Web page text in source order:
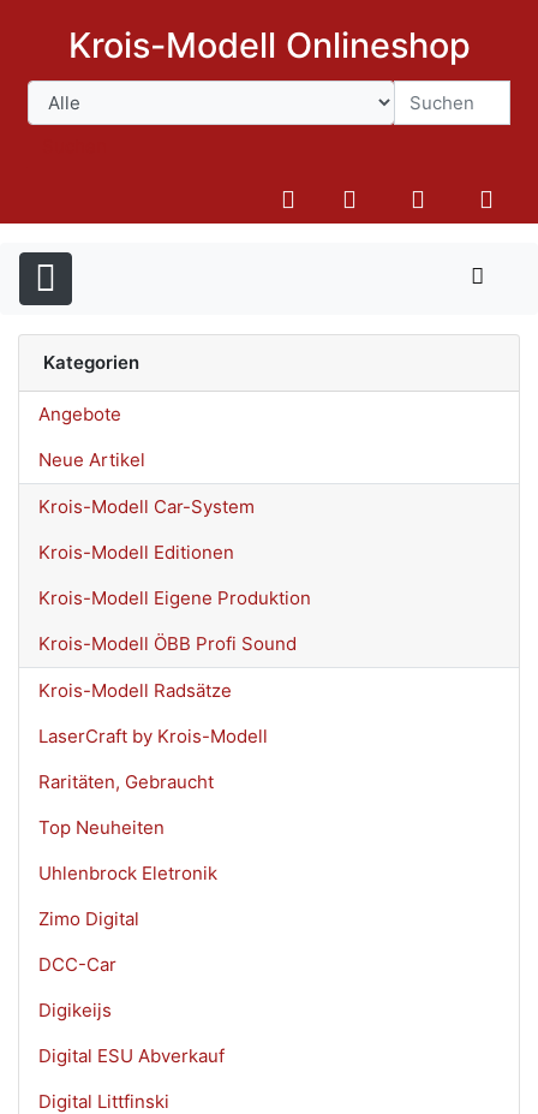
Krois-Modell Onlineshop
Kategorien
Angebote
Neue Artikel
Krois-Modell Car-System
Krois-Modell Editionen
Krois-Modell Eigene Produktion
Krois-Modell ÖBB Profi Sound
Krois-Modell Radsätze
LaserCraft by Krois-Modell
Raritäten, Gebraucht
Top Neuheiten
Uhlenbrock Eletronik
Zimo Digital
DCC-Car
Digikeijs
Digital ESU Abverkauf
Digital Littfinski